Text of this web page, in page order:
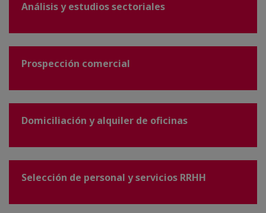
Análisis y estudios sectoriales
Prospección comercial
Domiciliación y alquiler de oficinas
Selección de personal y servicios RRHH